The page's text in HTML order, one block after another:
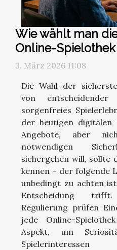
Wie wählt man
Online-Spielothek
3. März 2026 11:08
Die Wahl der
von
sorgenfreies
der heutigen digitalen
Angebote, aber
notwendigen
sichergehen will, sollte
kennen – der folgende
unbedingt zu achten
Entscheidung
Regulierung prüfen
jede Online-
Aspekt, um